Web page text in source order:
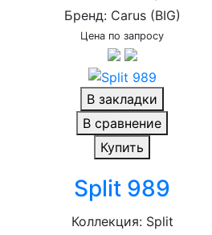
Бренд: Carus (BIG)
Цена по запросу
В закладки
В сравнение
Купить
Split 989
Коллекция: Split